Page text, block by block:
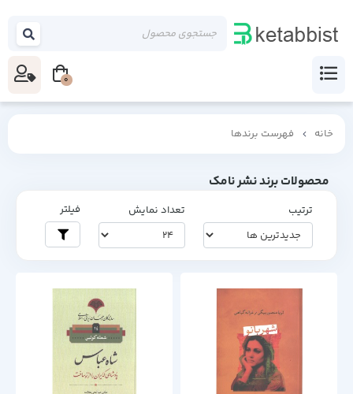
خانه فهرست برندها
محصولات برند نشر نامک
ترتیب تعداد نمایش فیلتر
0